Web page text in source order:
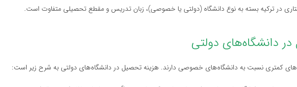
در ترکیه بسته به نوع دانشگاه (دولتی یا خصوصی)، زبان تدریس و مقطع تحصیلی متفاوت است.
دانشگاه‌های دولتی
کمتری نسبت به دانشگاه‌های خصوصی دارند. هزینه تحصیل در دانشگاه‌های دولتی به شرح زیر است: